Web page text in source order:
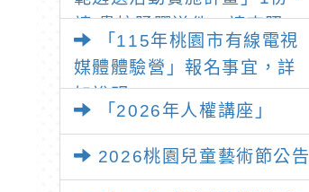
請 貴校踴躍送件，請查照。
「115年桃園市有線電視
媒體體驗營」報名事宜，詳
如說明
「2026年人權講座」
2026桃園兒童藝術節公告